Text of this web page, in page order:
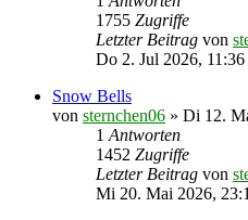
1755 Zugriffe
Letzter Beitrag von
Do 2. Jul 2026, 11:36
Snow Bells
von sternchen06 » Di 12.
1 Antworten
1452 Zugriffe
Letzter Beitrag von
Mi 20. Mai 2026,